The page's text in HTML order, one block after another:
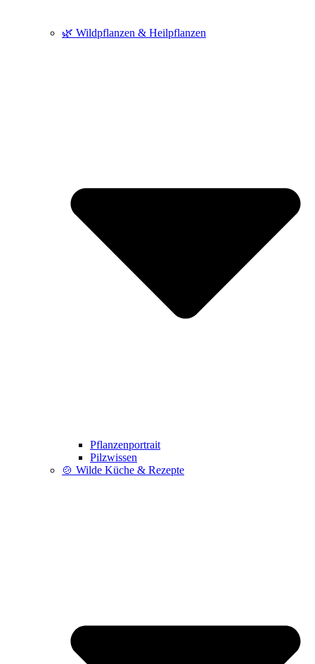
🌿 Wildpflanzen & Heilpflanzen
Pflanzenportrait
Pilzwissen
🍲 Wilde Küche & Rezepte